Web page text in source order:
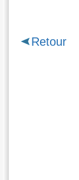
Retour